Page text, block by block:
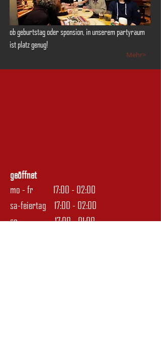
ob geburtstag oder sponsion, in unserem partyraum
ist platz genug!
Mehr>
geöffnet
mo - fr 17:00 - 02:00
sa-feiertag 17:00 - 02:00
so 17:00 - 01:00